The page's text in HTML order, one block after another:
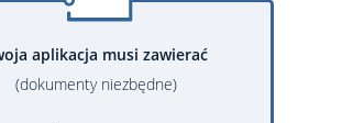
aplikacja musi zawierać
(dokumenty niezbędne)